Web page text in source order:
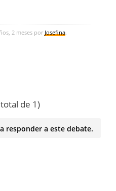
2 meses por Josefina.
de 1)
responder a este debate.